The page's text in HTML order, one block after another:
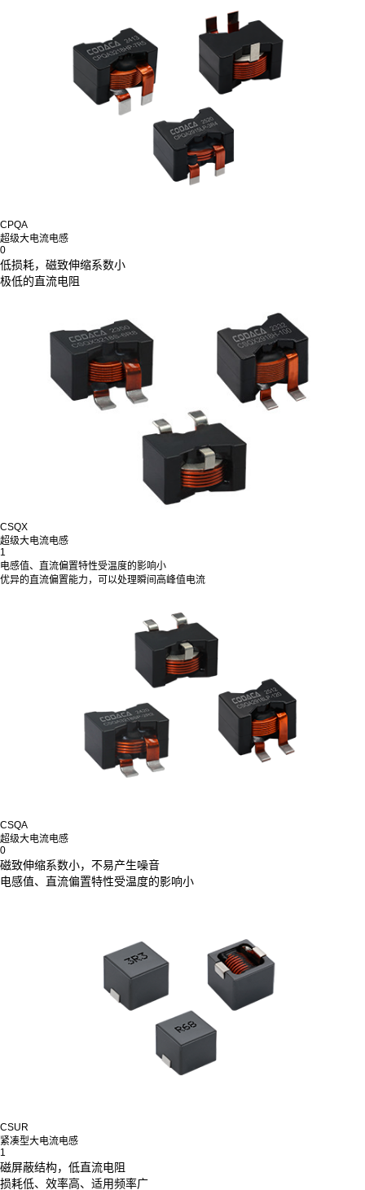
CPQA
超级大电流电感
0
低损耗，磁致伸缩系数小
极低的直流电阻
CSQX
超级大电流电感
1
电感值、直流偏置特性受温度的影响小
优异的直流偏置能力，可以处理瞬间高峰值电流
CSQA
超级大电流电感
0
磁致伸缩系数小，不易产生噪音
电感值、直流偏置特性受温度的影响小
CSUR
紧凑型大电流电感
1
磁屏蔽结构，低直流电阻
损耗低、效率高、适用频率广